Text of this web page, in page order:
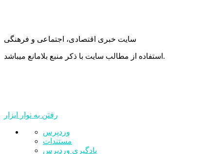
سایت خبری اقتصادی، اجتماعی و فرهنگی
استفاده از مطالب سایت با ذکر منبع بلامانع میباشد.
رفتن به نوار ابزار
درباره
وردپرس
وردپرس
مستندات
یادگیری وردپرس